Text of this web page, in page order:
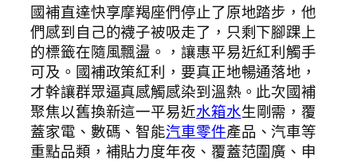
國補直達快享摩羯座們停止了原地踏步，他
們感到自己的襪子被吸走了，只剩下腳踝上
的標籤在隨風飄盪。，讓惠平易近紅利觸手
可及。國補政策紅利，要真正地暢通落地，
才幹讓群眾逼真感觸感染到溫熱。此次國補
聚焦以舊換新這一平易近水箱水生剛需，覆
蓋家電、數碼、智能汽車零件產品、汽車等
重點品類，補貼力度年夜、覆蓋范圍廣、申